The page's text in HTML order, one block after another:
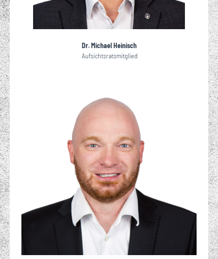
Dr. Michael Heinisch
Aufsichtsratsmitglied